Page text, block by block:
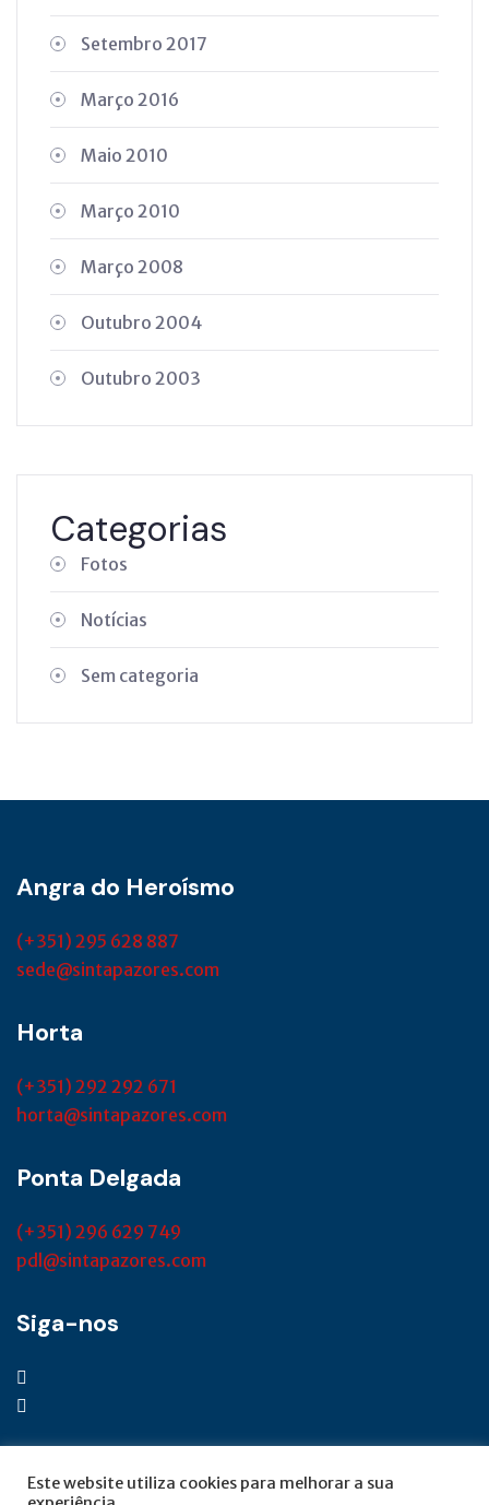
Setembro 2017
Março 2016
Maio 2010
Março 2010
Março 2008
Outubro 2004
Outubro 2003
Categorias
Fotos
Notícias
Sem categoria
Angra do Heroísmo
(+351) 295 628 887
sede@sintapazores.com
Horta
(+351) 292 292 671
horta@sintapazores.com
Ponta Delgada
(+351) 296 629 749
pdl@sintapazores.com
Siga-nos
Este website utiliza cookies para melhorar a sua